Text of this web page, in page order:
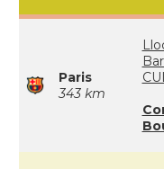
Paris
343 km